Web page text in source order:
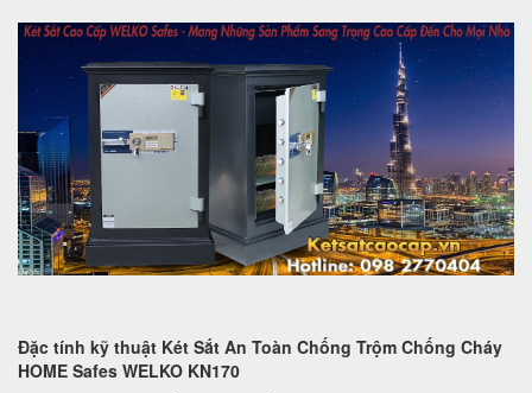
Đặc tính kỹ thuật Két Sắt An Toàn Chống Trộm Chống Cháy
HOME Safes WELKO KN170